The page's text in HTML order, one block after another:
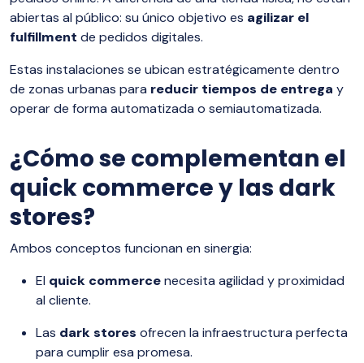
abiertas al público: su único objetivo es agilizar el
fulfillment de pedidos digitales.
Estas instalaciones se ubican estratégicamente dentro
de zonas urbanas para reducir tiempos de entrega y
operar de forma automatizada o semiautomatizada.
¿Cómo se complementan el
quick commerce y las dark
stores?
Ambos conceptos funcionan en sinergia:
El quick commercenecesita agilidad y proximidad
al cliente.
Las dark stores ofrecen la infraestructura perfecta
para cumplir esa promesa.